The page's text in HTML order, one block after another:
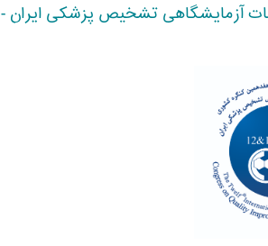
تشخیص پزشکی ایران - 1398